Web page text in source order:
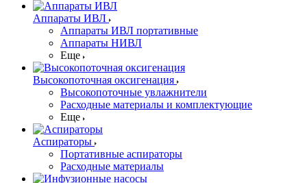
Аппараты ИВЛ
Аппараты ИВЛ портативные
Аппараты НИВЛ
Еще
Высокопоточная оксигенация
Высокопоточные увлажнители
Расходные материалы и комплектующие
Еще
Аспираторы
Портативные аспираторы
Расходные материалы